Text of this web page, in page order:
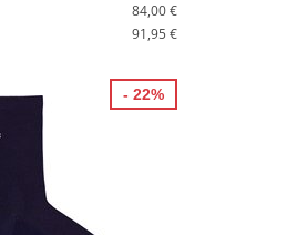
84,00 €
91,95 €
- 22%